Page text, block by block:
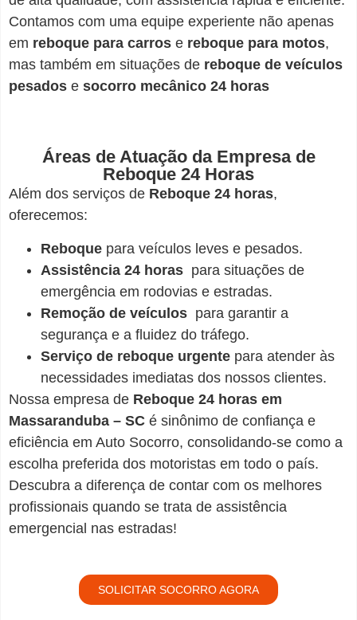
Contamos com uma equipe experiente não apenas
em reboque para carros e reboque para motos,
mas também em situações de reboque de veículos
pesados e socorro mecânico 24 horas
Áreas de Atuação da Empresa de
Reboque 24 Horas
Além dos serviços de Reboque 24 horas,
oferecemos:
Reboque para veículos leves e pesados.
Assistência 24 horas para situações de
emergência em rodovias e estradas.
Remoção de veículos para garantir a
segurança e a fluidez do tráfego.
Serviço de reboque urgente para atender às
necessidades imediatas dos nossos clientes.
Nossa empresa de Reboque 24 horas em
Massaranduba – SC é sinônimo de confiança e
eficiência em Auto Socorro, consolidando-se como a
escolha preferida dos motoristas em todo o país.
Descubra a diferença de contar com os melhores
profissionais quando se trata de assistência
emergencial nas estradas!
SOLICITAR SOCORRO AGORA